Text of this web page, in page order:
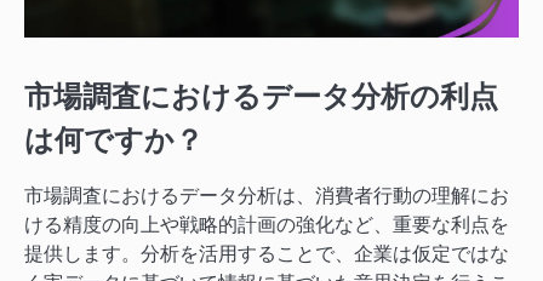
市場調査におけるデータ分析の利点
は何ですか？
市場調査におけるデータ分析は、消費者行動の理解にお
ける精度の向上や戦略的計画の強化など、重要な利点を
提供します。分析を活用することで、企業は仮定ではな